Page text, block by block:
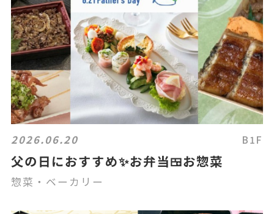
2026.06.20 B1F
父の日におすすめ✨お弁当🍱お惣菜
惣菜・ベーカリー